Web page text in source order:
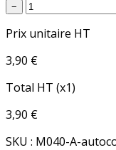
−
Prix unitaire HT
3,90 €
Total HT (x1)
3,90 €
SKU : M040-A-